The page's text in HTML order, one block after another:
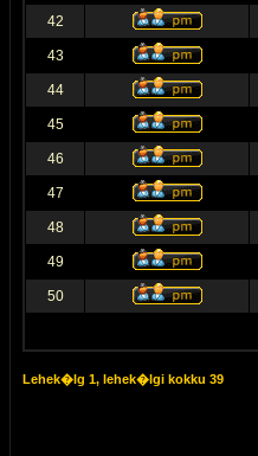
42
43
44
45
46
47
48
49
50
Lehek�lg 1, lehek�lgi kokku 39